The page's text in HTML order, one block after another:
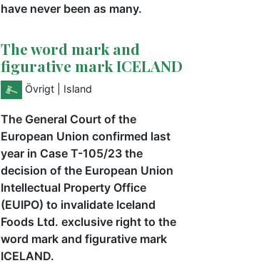
have never been as many.
The word mark and
figurative mark ICELAND
Övrigt | Island
The General Court of the
European Union confirmed last
year in Case T-105/23 the
decision of the European Union
Intellectual Property Office
(EUIPO) to invalidate Iceland
Foods Ltd. exclusive right to the
word mark and figurative mark
ICELAND.